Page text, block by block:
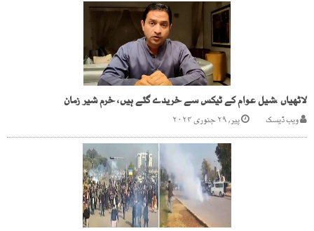
لاٹھیاں ،شیل عوام کے ٹیکس سے خریدے گئے ہیں، خرم شیر زمان
ویب ڈیسک پیر, ۲۹ جنوری ۲۰۲۴